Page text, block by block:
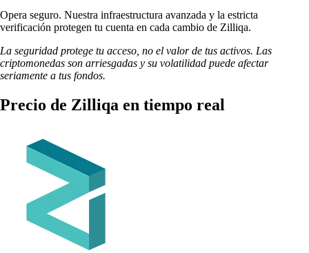
Opera seguro. Nuestra infraestructura avanzada y la estricta
verificación protegen tu cuenta en cada cambio de Zilliqa.
La seguridad protege tu acceso, no el valor de tus activos. Las
criptomonedas son arriesgadas y su volatilidad puede afectar
seriamente a tus fondos.
Precio de Zilliqa en tiempo real